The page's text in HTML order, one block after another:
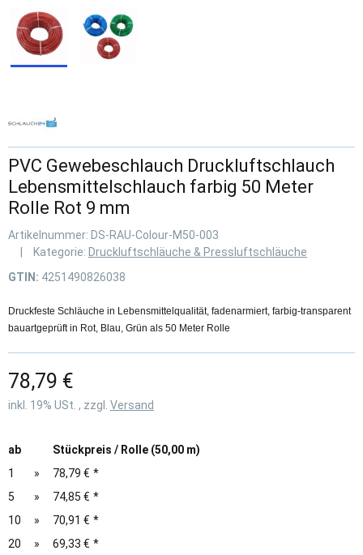
PVC Gewebeschlauch Druckluftschlauch
Lebensmittelschlauch farbig 50 Meter
Rolle Rot 9 mm
Artikelnummer: DS-RAU-Colour-M50-003
Kategorie: Druckluftschläuche & Pressluftschläuche
GTIN: 4251490826038
Druckfeste Schläuche in Lebensmittelqualität, fadenarmiert, farbig-transparent
bauartgeprüft in Rot, Blau, Grün als 50 Meter Rolle
78,79 €
inkl. 19% USt. , zzgl. Versand
ab
Stückpreis / Rolle (50,00 m)
1
» 78,79 € *
5
» 74,85 € *
10
» 70,91 € *
20
» 69,33 € *